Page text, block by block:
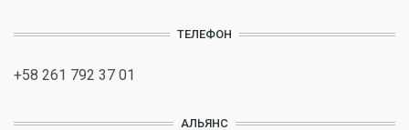
ТЕЛЕФОН
+58 261 792 37 01
АЛЬЯНС